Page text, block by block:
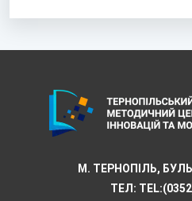
М. ТЕРНОПІЛЬ,
ТЕЛ: